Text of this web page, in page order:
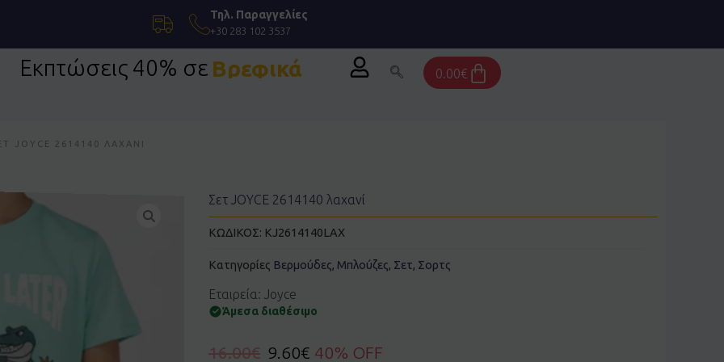
Τηλ. Παραγγελίες
+30 283 102 3537
Εκπτώσεις 40% σε
Βρεφικά
0.00€Cart
JOYCE 2614140 ΛΑΧΑΝΊ
Σετ JOYCE 2614140 λαχανί
ΚΩΔΙΚΟΣ: KJ2614140LAX
Κατηγορίες Βερμούδες, Μπλούζες, Σετ, Σορτς
Εταιρεία: Joyce
Άμεσα διαθέσιμο
16.00€ 9.60€ 40% OFF